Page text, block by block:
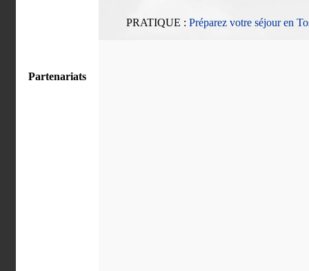
Partenariats
PRATIQUE : Préparez votre séjour en